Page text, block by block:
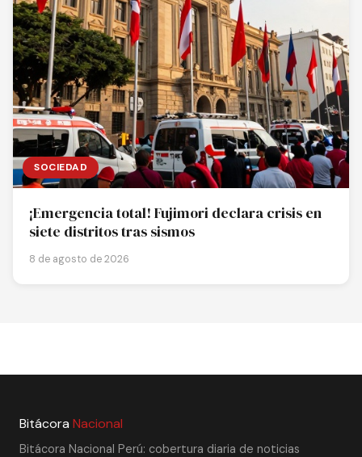
SOCIEDAD
¡Emergencia total! Fujimori declara crisis en
siete distritos tras sismos
8 de agosto de 2026
Bitácora Nacional
Bitácora Nacional Perú: cobertura diaria de noticias